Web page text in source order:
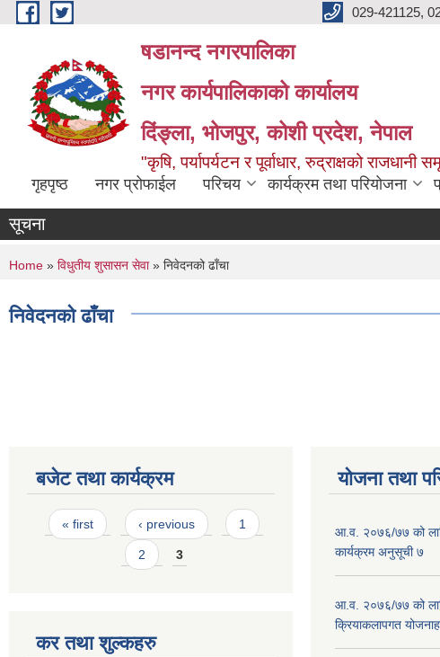
Skip to main content 029-421125,
षडानन्द नगरपालिका
नगर कार्यपालिकाको कार्यालय
दिंङ्ला, भोजपुर, कोशी प्रदेश, नेपाल
"कृषि, पर्यापर्यटन र पूर्वाधार, रुद्राक्षको राजधानी
गृहपृष्ठ नगर प्रोफाईल परिचय कार्यक्रम तथा परियोजना
सूचना
You are here
Home » विधुतीय शुसासन सेवा» निवेदनको ढाँचा
निवेदनको ढाँचा
बजेट तथा कार्यक्रम
Pages
« first ‹ previous 1
2 3
कर तथा शुल्कहरु
योजना तथा
आ.व. २०७६/७७ को
कार्यक्रम अनुसूची ७
आ.व. २०७६/७७ को
क्रियाकलापगत